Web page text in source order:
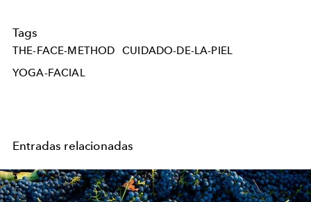
Tags
THE-FACE-METHOD
CUIDADO-DE-LA-PIEL
YOGA-FACIAL
Entradas relacionadas